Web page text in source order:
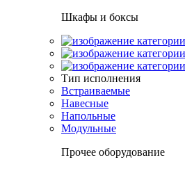
Шкафы и боксы
Тип исполнения
Встраиваемые
Навесные
Напольные
Модульные
Прочее оборудование